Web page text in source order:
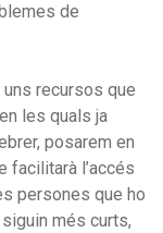
de
recursos que
les quals ja
posarem en
facilitarà l’accés
persones que ho
més curts,